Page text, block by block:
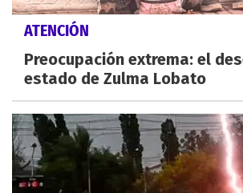
ATENCIÓN
Preocupación extrema: el
estado de Zulma Lobato